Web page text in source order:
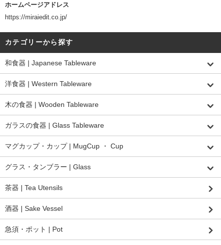
ホームページアドレス
https://miraiedit.co.jp/
カテゴリーから探す
和食器 | Japanese Tableware
洋食器 | Western Tableware
木の食器 | Wooden Tableware
ガラスの食器 | Glass Tableware
マグカップ・カップ | MugCup ・ Cup
グラス・タンブラー | Glass
茶器 | Tea Utensils
酒器 | Sake Vessel
急須・ポット | Pot